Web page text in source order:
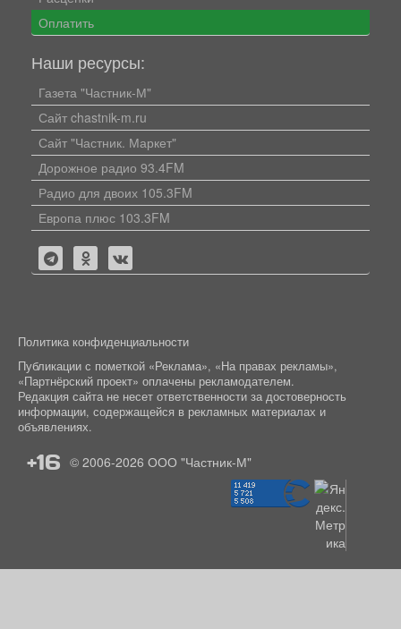
Оплатить
Наши ресурсы:
Газета "Частник-М"
Сайт chastnik-m.ru
Сайт "Частник. Маркет"
Дорожное радио 93.4FM
Радио для двоих 105.3FM
Европа плюс 103.3FM
Политика конфиденциальности
Публикации с пометкой «Реклама», «На правах рекламы»,
«Партнёрский проект» оплачены рекламодателем.
Редакция сайта не несет ответственности за достоверность
информации, содержащейся в рекламных материалах и
объявлениях.
+16 © 2006-2026 ООО "Частник-М"